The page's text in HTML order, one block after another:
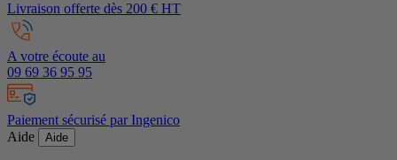
Livraison offerte dès 200 € HT
A votre écoute au
09 69 36 95 95
Paiement sécurisé par Ingenico
Aide
Aide